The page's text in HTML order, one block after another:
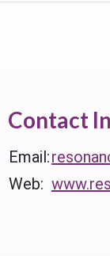
Contact
Email:
Web: